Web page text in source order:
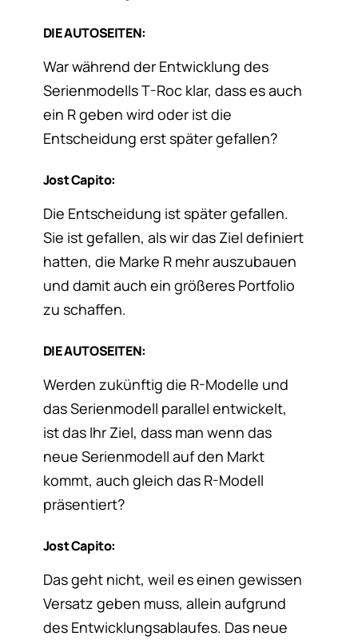
DIE AUTOSEITEN:
War während der Entwicklung des
Serienmodells T-Roc klar, dass es auch
ein R geben wird oder ist die
Entscheidung erst später gefallen?
Jost Capito:
Die Entscheidung ist später gefallen.
Sie ist gefallen, als wir das Ziel definiert
hatten, die Marke R mehr auszubauen
und damit auch ein größeres Portfolio
zu schaffen.
DIE AUTOSEITEN:
Werden zukünftig die R-Modelle und
das Serienmodell parallel entwickelt,
ist das Ihr Ziel, dass man wenn das
neue Serienmodell auf den Markt
kommt, auch gleich das R-Modell
präsentiert?
Jost Capito:
Das geht nicht, weil es einen gewissen
Versatz geben muss, allein aufgrund
des Entwicklungsablaufes. Das neue